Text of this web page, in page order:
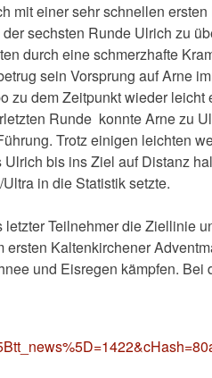
mit einer sehr schnellen
sechsten Runde Ulrich zu
durch eine schmerzhafte
sein Vorsprung auf Arne
zu dem Zeitpunkt wieder leicht
Runde konnte Arne zu
Trotz einigen leichten
bis ins Ziel auf Distanz
in die Statistik setzte.
Teilnehmer die Ziellinie
Kaltenkirchener
und Eisregen kämpfen. Bei